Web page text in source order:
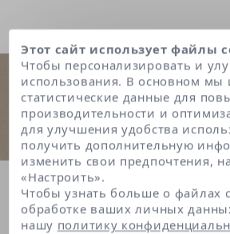
Главная Aloe barbadensis leaf juice
Этот сайт использует файлы
Чтобы персонализировать и
использования. В основном мы
статистические данные для
производительности и
для улучшения удобства
получить дополнительную
изменить свои предпочтения,
«Настроить».
Чтобы узнать больше о файлах
обработке ваших личных
нашу политику